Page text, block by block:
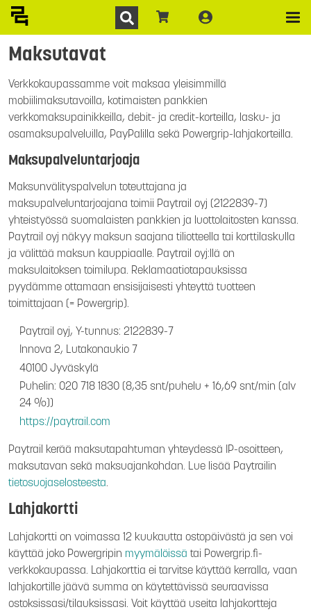
Maksutavat
Verkkokaupassamme voit maksaa yleisimmillä
mobiilimaksutavoilla, kotimaisten pankkien
verkkomaksupainikkeilla, debit- ja credit-korteilla, lasku- ja
osamaksupalveluilla, PayPalilla sekä Powergrip-lahjakorteilla.
Maksupalveluntarjoaja
Maksunvälityspalvelun toteuttajana ja
maksupalveluntarjoajana toimii Paytrail oyj (2122839-7)
yhteistyössä suomalaisten pankkien ja luottolaitosten kanssa.
Paytrail oyj näkyy maksun saajana tiliotteella tai korttilaskulla
ja välittää maksun kauppiaalle. Paytrail oyj:llä on
maksulaitoksen toimilupa. Reklamaatiotapauksissa
pyydämme ottamaan ensisijaisesti yhteyttä tuotteen
toimittajaan (= Powergrip).
Paytrail oyj, Y-tunnus: 2122839-7
Innova 2, Lutakonaukio 7
40100 Jyväskylä
Puhelin: 020 718 1830 (8,35 snt/puhelu + 16,69 snt/min (alv
24 %))
https://paytrail.com
Paytrail kerää maksutapahtuman yhteydessä IP-osoitteen,
maksutavan sekä maksuajankohdan. Lue lisää Paytrailin
tietosuojaselosteesta.
Lahjakortti
Lahjakortti on voimassa 12 kuukautta ostopäivästä ja sen voi
käyttää joko Powergripin myymälöissä tai Powergrip.fi-
verkkokaupassa. Lahjakorttia ei tarvitse käyttää kerralla, vaan
lahjakortille jäävä summa on käytettävissä seuraavissa
ostoksissasi/tilauksissasi. Voit käyttää useita lahjakortteja